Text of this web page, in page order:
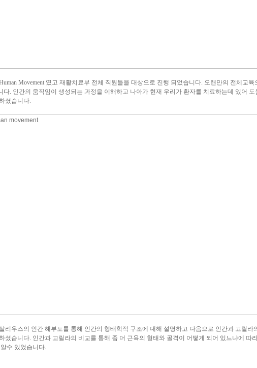
Movement 였고 재활치료부 전체 직원들을 대상으로 진행 되었습니다. 오랜만의 전체교
다. 인간의 움직임이 생성되는 과정을 이해하고 나아가 현재 우리가 환자를 치료하는데 있어 도
셨습니다.
리우스의 인간 해부도를 통해 인간의 형태학적 구조에 대해 설명하고 다음으로 인간과 고릴라
셨습니다. 인간과 고릴라의 비교를 통해 좀 더 근육의 형태와 골격이 어떻게 되어 있느냐에 따
수 있었습니다.